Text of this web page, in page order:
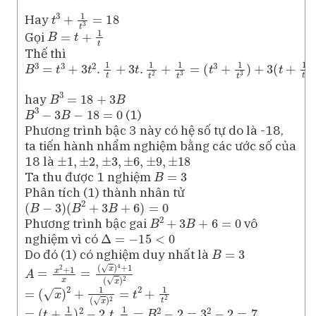
Hay t3 t 18
Gọi B= t+ 1t
Thế thì
B3= t3+ 2 .1 + 1 t + = + 1t + 3 1 t )
hay B3
B3− 3B−18= 0
(1)
Phương trình bậc 3 này có hệ số tự do là -18,
ta tiến hành nhẩm nghiệm bằng các ước số của
18 là ±1,±2,±3,±6,±9,±18
Ta thu được 1 nghiệm B=3
Phân tích (1) thành nhân tử
(B−3) (B2+3B +6)=0
Phương trình bậc gaiB2+ 3B+ 0
vô
nghiệm vì cóΔ=−15<0
Do đó (1) có nghiệm duy nhất là B=
A
x 2+1x
x 4 +1( x)
x 2+1 =t2+1
2
t+ )2 −2.t.1t= B 2=32 −
7